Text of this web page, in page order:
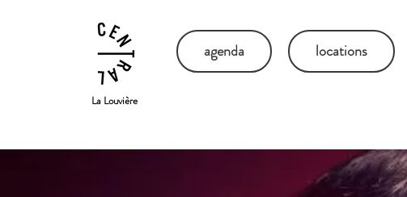
La Louvière
agenda locations